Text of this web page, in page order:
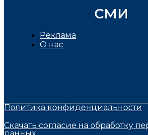
СМИ
Реклама
О нас
Политика конфиденциальности
Скачать согласие на обработку